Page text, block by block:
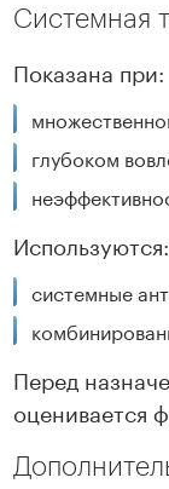
Системная
Показана при:
глубоком
Используются:
системные
Перед
оценивается